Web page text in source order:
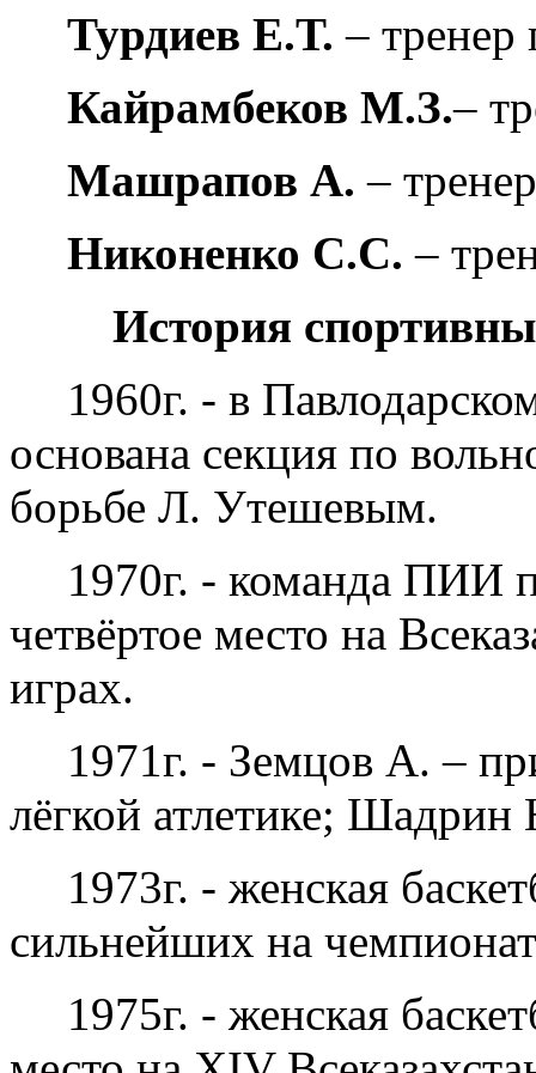
Турдиев Е.Т.– тренер
Кайрамбеков М.З.–
Машрапов А.–
Никоненко С.С.–
История
1960г. - в
основана секция по
борьбе Л. Утешевым.
1970г. - команда ПИИ
четвёртое место на
играх.
1971г. - Земцов А. –
лёгкой атлетике;
1973г. - женская
сильнейших на
1975г. - женская